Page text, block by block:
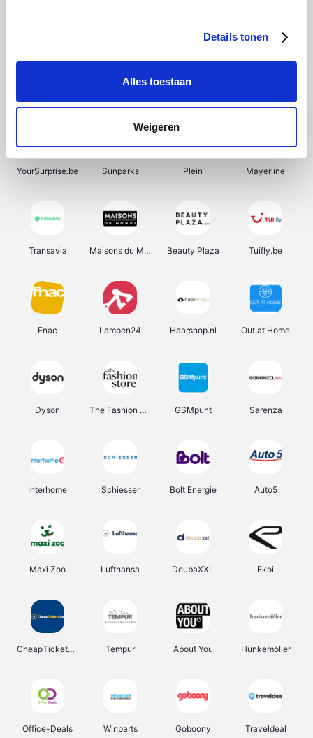
Details tonen
Alles toestaan
Weigeren
SupraBazar Shein Bergfreunde Smartwatchbanden
YourSurprise.be Sunparks Plein Mayerline
Transavia Maisons du Monde Beauty Plaza Tuifly.be
Fnac Lampen24 Haarshop.nl Out at Home
Dyson The Fashion Store GSMpunt Sarenza
Interhome Schiesser Bolt Energie Auto5
Maxi Zoo Lufthansa DeubaXXL Ekoi
CheapTickets.be Tempur About You Hunkemöller
Office-Deals Winparts Goboony Traveldeal